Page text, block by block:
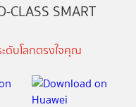
CLASS SMART
ดับโลกตรงใจคุณ